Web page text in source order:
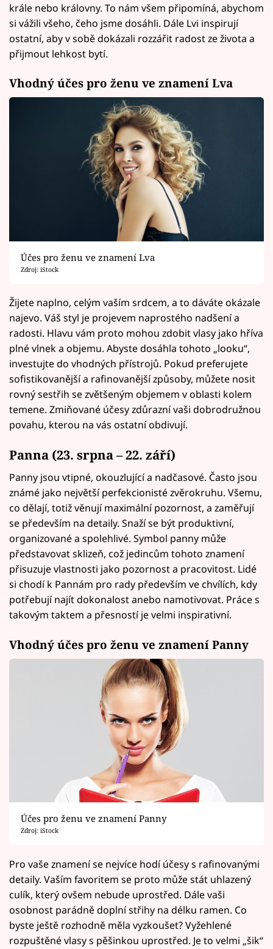
krále nebo královny. To nám všem připomíná, abychom
si vážili všeho, čeho jsme dosáhli. Dále Lvi inspirují
ostatní, aby v sobě dokázali rozzářit radost ze života a
přijmout lehkost bytí.
Vhodný účes pro ženu ve znamení Lva
Účes pro ženu ve znamení Lva
Zdroj: iStock
Žijete naplno, celým vaším srdcem, a to dáváte okázale
najevo. Váš styl je projevem naprostého nadšení a
radosti. Hlavu vám proto mohou zdobit vlasy jako hříva
plné vlnek a objemu. Abyste dosáhla tohoto „looku“,
investujte do vhodných přístrojů. Pokud preferujete
sofistikovanější a rafinovanější způsoby, můžete nosit
rovný sestřih se zvětšeným objemem v oblasti kolem
temene. Zmiňované účesy zdůrazní vaši dobrodružnou
povahu, kterou na vás ostatní obdivují.
Panna (23. srpna – 22. září)
Panny jsou vtipné, okouzlující a nadčasové. Často jsou
známé jako největší perfekcionisté zvěrokruhu. Všemu,
co dělají, totiž věnují maximální pozornost, a zaměřují
se především na detaily. Snaží se být produktivní,
organizované a spolehlivé. Symbol panny může
představovat sklizeň, což jedincům tohoto znamení
přisuzuje vlastnosti jako pozornost a pracovitost. Lidé
si chodí k Pannám pro rady především ve chvílích, kdy
potřebují najít dokonalost anebo namotivovat. Práce s
takovým taktem a přesností je velmi inspirativní.
Vhodný účes pro ženu ve znamení Panny
Účes pro ženu ve znamení Panny
Zdroj: iStock
Pro vaše znamení se nejvíce hodí účesy s rafinovanými
detaily. Vaším favoritem se proto může stát uhlazený
culík, který ovšem nebude uprostřed. Dále vaši
osobnost parádně doplní střihy na délku ramen. Co
byste ještě rozhodně měla vyzkoušet? Vyžehlené
rozpuštěné vlasy s pěšinkou uprostřed. Je to velmi „šik“